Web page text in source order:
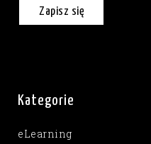
Zapisz się
Kategorie
eLearning